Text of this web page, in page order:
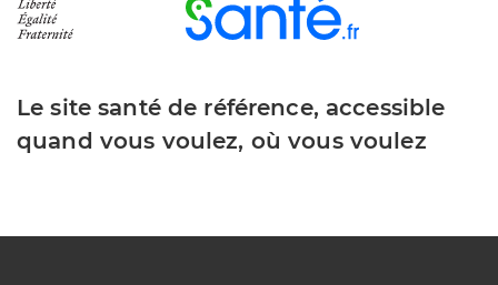
Le site santé de référence, accessible
quand vous voulez, où vous voulez